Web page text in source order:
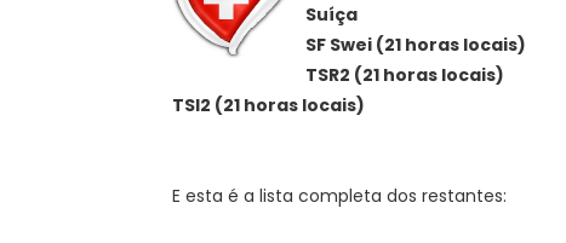
Suíça
SF Swei (21 horas locais)
TSR2 (21 horas locais)
TSI2 (21 horas locais)
E esta é a lista completa dos restantes: